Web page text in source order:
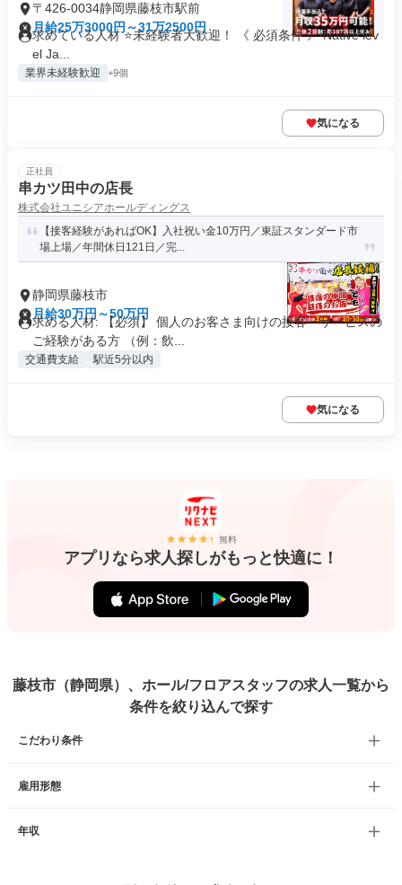
〒426-0034静岡県藤枝市駅前
月給25万3000円～31万2500円
求めている人材 ⭐未経験者大歓迎！ 《 必須条件 》 Native lev
el Ja...
業界未経験歓迎 +9個
気になる
正社員
串カツ田中の店長
株式会社ユニシアホールディングス
【接客経験があればOK】入社祝い金10万円／東証スタンダード市
場上場／年間休日121日／完...
静岡県藤枝市
月給30万円～50万円
求める人材: 【必須】 個人のお客さま向けの接客・サービスの
ご経験がある方 （例：飲...
交通費支給 駅近5分以内
気になる
無料
アプリなら求人探しがもっと快適に！
藤枝市（静岡県）、ホール/フロアスタッフの求人一覧から
条件を絞り込んで探す
こだわり条件
雇用形態
年収